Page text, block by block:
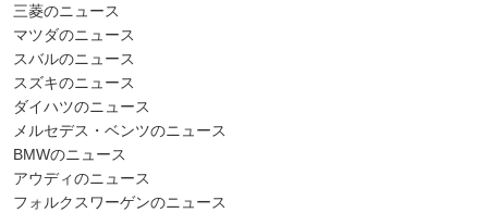
三菱のニュース
マツダのニュース
スバルのニュース
スズキのニュース
ダイハツのニュース
メルセデス・ベンツのニュース
BMWのニュース
アウディのニュース
フォルクスワーゲンのニュース